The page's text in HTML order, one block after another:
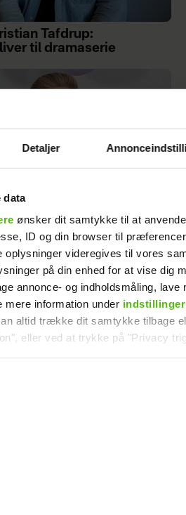
Detaljer
data
ønsker dit samtykke til at
ID og din browser til
oplysninger videregives til vores
på din enhed for at vise dig
annonce- og indholdsmåling, lave
mere information under indstillinger
altid trække dit samtykke tilbage
eller ved at trykke på "Privacy
og cookies fra tredjeparter til at
dine præferencer samt til brug
Tafdrup:
til dramaserie
op: Sådan var det at